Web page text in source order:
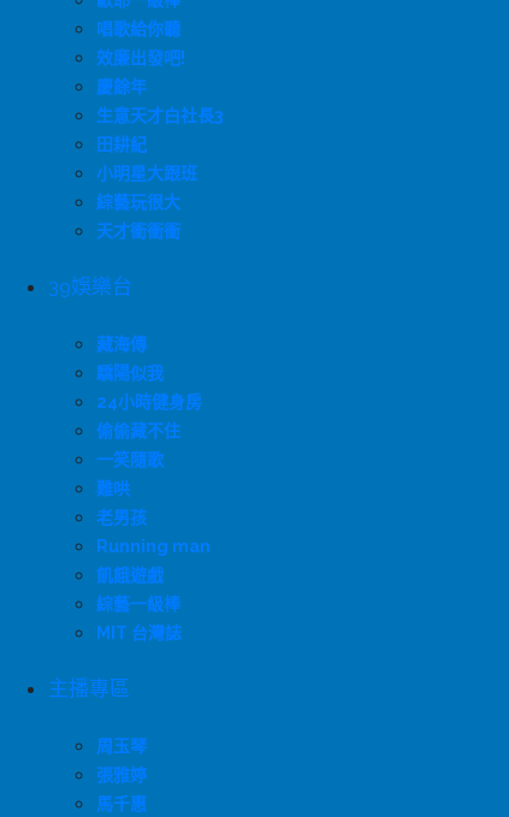
唱歌給你聽
效廉出發吧!
慶餘年
生意天才白社長3
田耕紀
小明星大跟班
綜藝玩很大
天才衝衝衝
39娛樂台
藏海傳
驕陽似我
24小時健身房
偷偷藏不住
一笑隨歌
難哄
老男孩
Running man
飢餓遊戲
綜藝一級棒
MIT 台灣誌
主播專區
周玉琴
張雅婷
馬千惠